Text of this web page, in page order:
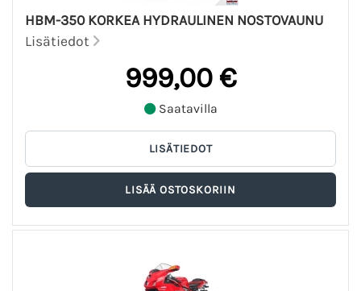
HBM-350 KORKEA HYDRAULINEN NOSTOVAUNU
Lisätiedot
999,00 €
Saatavilla